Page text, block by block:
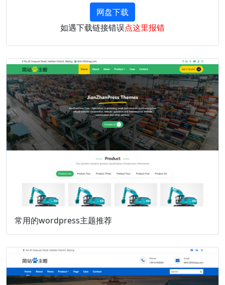
网盘下载
如遇下载链接错误点这里报错
常用的wordpress主题推荐